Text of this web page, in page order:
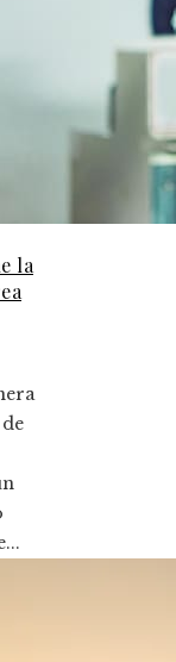
la